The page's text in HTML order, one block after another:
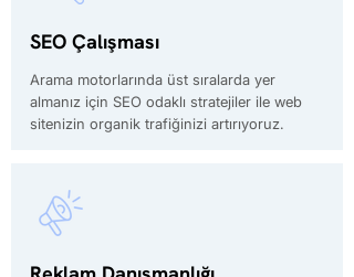
SEO Çalışması
Arama motorlarında üst sıralarda yer
almanız için SEO odaklı stratejiler ile web
sitenizin organik trafiğinizi artırıyoruz.